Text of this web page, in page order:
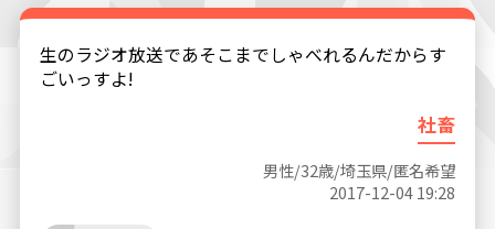
生のラジオ放送であそこまでしゃべれるんだからす
ごいっすよ!
社畜
男性/32歳/埼玉県/匿名希望
2017-12-04 19:28